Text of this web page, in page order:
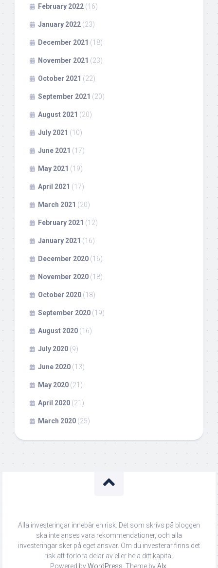
February 2022 (16)
January 2022 (23)
December 2021 (18)
November 2021 (23)
October 2021 (22)
September 2021 (20)
August 2021 (20)
July 2021 (10)
June 2021 (17)
May 2021 (19)
April 2021 (17)
March 2021 (20)
February 2021 (12)
January 2021 (16)
December 2020 (16)
November 2020 (18)
October 2020 (18)
September 2020 (19)
August 2020 (16)
July 2020 (9)
June 2020 (13)
May 2020 (21)
April 2020 (21)
March 2020 (25)
Alla investeringar innebär en risk. Det som skrivs på bloggen
ska inte anses vara rekommendationer, och alla
investeringar sker på eget ansvar. Om du investerar finns det
risk att förlora delar av eller hela ditt kapital.
Powered byWordPress . Theme byAlx